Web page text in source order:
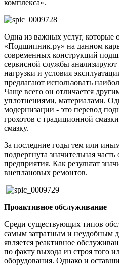
комплекса».
Одна из важных услуг, которые
«Подшипник.ру» на данном
современных конструкций
сервисной службы
нагрузки и условия
предлагают использовать
Чаще всего он отличается
уплотнениями, материалами.
модернизации - это перевод
грохотов с традиционной
смазку.
За последние годы тем или
подвергнута значительная
предприятия. Как результат
внеплановых ремонтов.
Проактивное обслуживание
Среди существующих типов
самым затратным и неудобным
является реактивное
по факту выхода из строя того
оборудования. Однако и